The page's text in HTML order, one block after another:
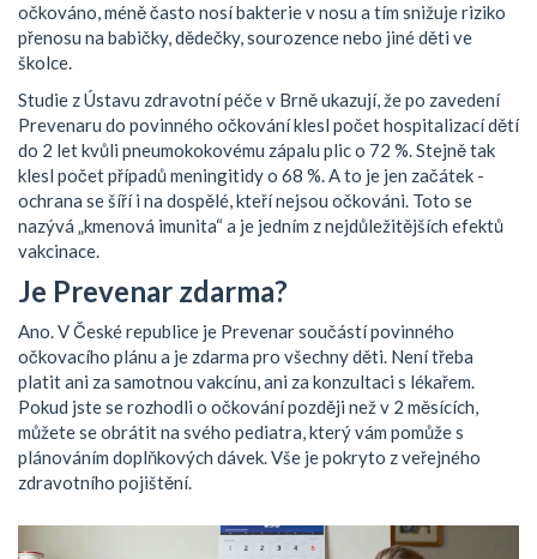
očkováno, méně často nosí bakterie v nosu a tím snižuje riziko
přenosu na babičky, dědečky, sourozence nebo jiné děti ve
školce.
Studie z Ústavu zdravotní péče v Brně ukazují, že po zavedení
Prevenaru do povinného očkování klesl počet hospitalizací dětí
do 2 let kvůli pneumokokovému zápalu plic o 72 %. Stejně tak
klesl počet případů meningitidy o 68 %. A to je jen začátek -
ochrana se šíří i na dospělé, kteří nejsou očkováni. Toto se
nazývá „kmenová imunita“ a je jedním z nejdůležitějších efektů
vakcinace.
Je Prevenar zdarma?
Ano. V České republice je Prevenar součástí povinného
očkovacího plánu a je zdarma pro všechny děti. Není třeba
platit ani za samotnou vakcínu, ani za konzultaci s lékařem.
Pokud jste se rozhodli o očkování později než v 2 měsících,
můžete se obrátit na svého pediatra, který vám pomůže s
plánováním doplňkových dávek. Vše je pokryto z veřejného
zdravotního pojištění.